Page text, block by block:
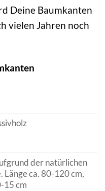
Deine Baumkanten
vielen Jahren noch
der natürlichen
Länge ca. 80-120 cm,
15 cm